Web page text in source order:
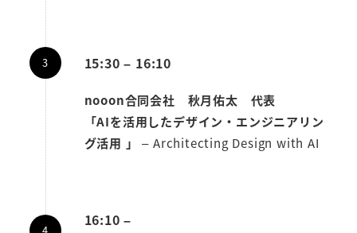
15:30 – 16:10
nooon合同会社 秋月佑太 代表
「AIを活用したデザイン・エンジニアリン
グ活用 」
– Architecting Design with AI
16:10 –